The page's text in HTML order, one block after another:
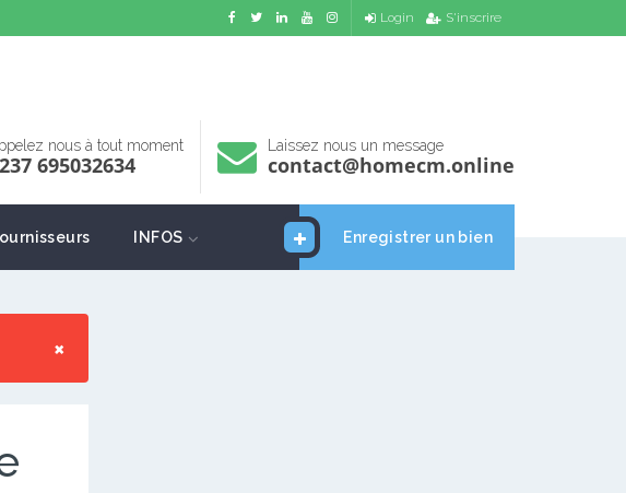
Login S'inscrire
nous à tout moment
695032634
Laissez nous un message
contact@homecm.online
Enregistrer un bien
INFOS
×